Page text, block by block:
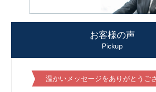
お客様の声
Pickup
温かいメッセージをありがとうご